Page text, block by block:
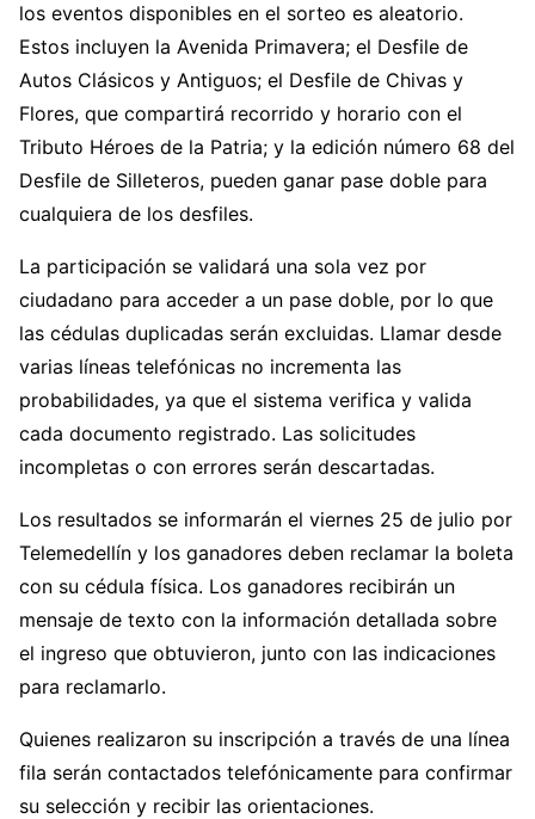
los eventos disponibles en el sorteo es aleatorio.
Estos incluyen la Avenida Primavera; el Desfile de
Autos Clásicos y Antiguos; el Desfile de Chivas y
Flores, que compartirá recorrido y horario con el
Tributo Héroes de la Patria; y la edición número 68 del
Desfile de Silleteros, pueden ganar pase doble para
cualquiera de los desfiles.
La participación se validará una sola vez por
ciudadano para acceder a un pase doble, por lo que
las cédulas duplicadas serán excluidas. Llamar desde
varias líneas telefónicas no incrementa las
probabilidades, ya que el sistema verifica y valida
cada documento registrado. Las solicitudes
incompletas o con errores serán descartadas.
Los resultados se informarán el viernes 25 de julio por
Telemedellín y los ganadores deben reclamar la boleta
con su cédula física. Los ganadores recibirán un
mensaje de texto con la información detallada sobre
el ingreso que obtuvieron, junto con las indicaciones
para reclamarlo.
Quienes realizaron su inscripción a través de una línea
fila serán contactados telefónicamente para confirmar
su selección y recibir las orientaciones.